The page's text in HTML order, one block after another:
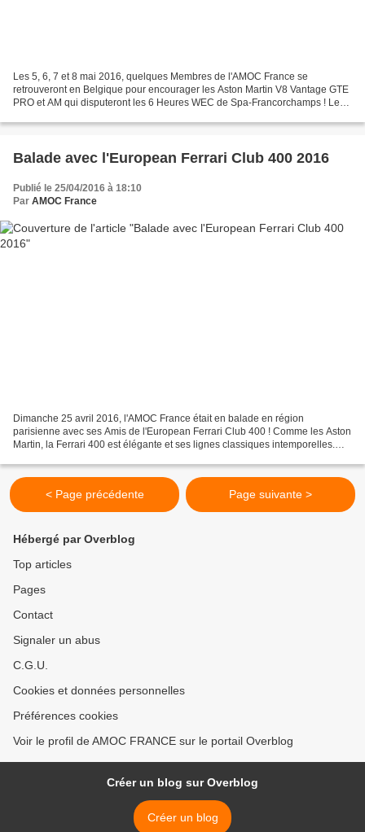
Les 5, 6, 7 et 8 mai 2016, quelques Membres de l'AMOC France se
retrouveront en Belgique pour encourager les Aston Martin V8 Vantage GTE
PRO et AM qui disputeront les 6 Heures WEC de Spa-Francorchamps ! Les
Balade avec l'European Ferrari Club 400 2016
Publié le 25/04/2016 à 18:10
Par AMOC France
Dimanche 25 avril 2016, l'AMOC France était en balade en région
parisienne avec ses Amis de l'European Ferrari Club 400 ! Comme les Aston
Martin, la Ferrari 400 est élégante et ses lignes classiques intemporelles.
< Page précédente Page suivante >
Hébergé par Overblog
Top articles
Pages
Contact
Signaler un abus
C.G.U.
Cookies et données personnelles
Préférences cookies
Voir le profil de AMOC FRANCE sur le portail Overblog
Créer un blog sur Overblog
Créer un blog